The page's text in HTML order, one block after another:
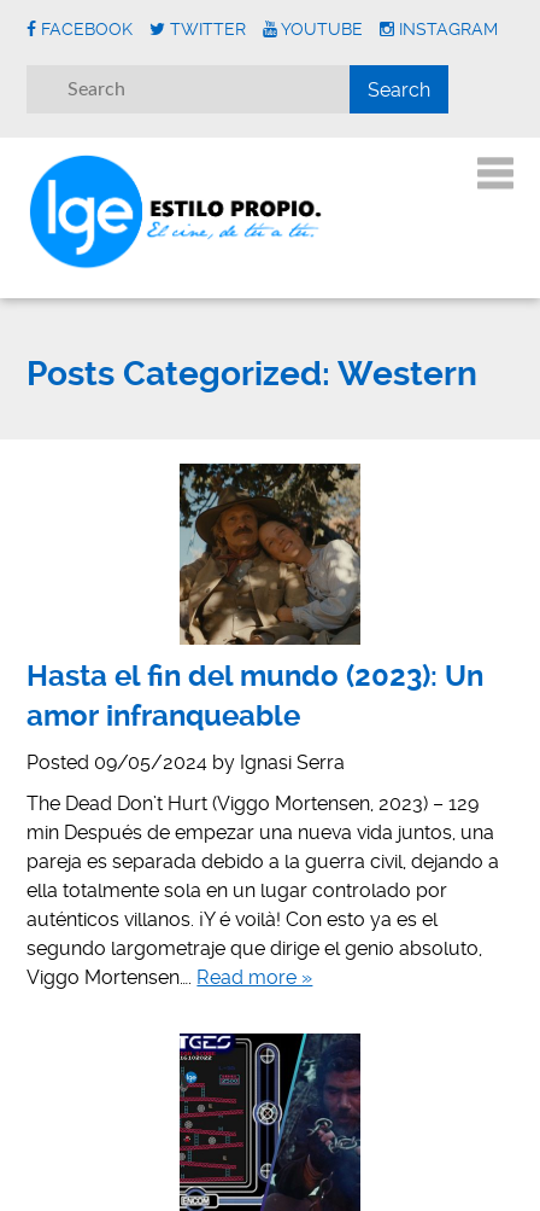
FACEBOOK TWITTER YOUTUBE INSTAGRAM
Posts Categorized: Western
Hasta el fin del mundo (2023): Un
amor infranqueable
Posted 09/05/2024 by Ignasi Serra
The Dead Don’t Hurt (Viggo Mortensen, 2023) – 129
min Después de empezar una nueva vida juntos, una
pareja es separada debido a la guerra civil, dejando a
ella totalmente sola en un lugar controlado por
auténticos villanos. ¡Y é voilà! Con esto ya es el
segundo largometraje que dirige el genio absoluto,
Viggo Mortensen…. Read more »